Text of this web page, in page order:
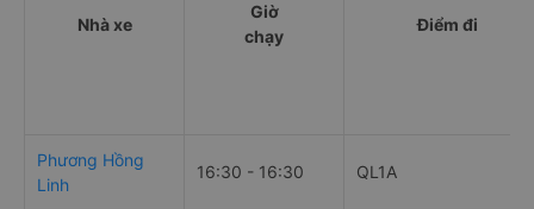
Nhà xe
Giờ
chạy
Điểm đi
Phương Hồng
Linh
16:30 - 16:30 QL1A